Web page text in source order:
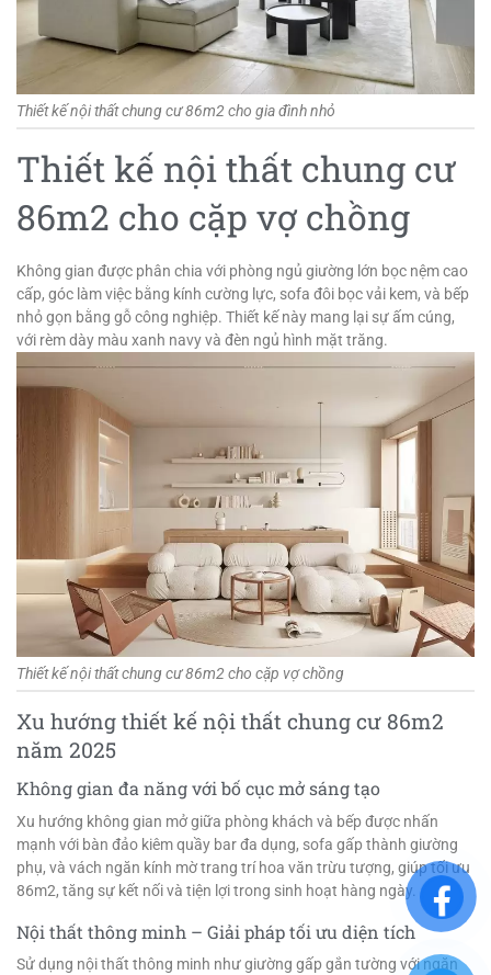
Thiết kế nội thất chung cư 86m2 cho gia đình nhỏ
Thiết kế nội thất chung cư
86m2 cho cặp vợ chồng
Không gian được phân chia với phòng ngủ giường lớn bọc nệm cao
cấp, góc làm việc bằng kính cường lực, sofa đôi bọc vải kem, và bếp
nhỏ gọn bằng gỗ công nghiệp. Thiết kế này mang lại sự ấm cúng,
với rèm dày màu xanh navy và đèn ngủ hình mặt trăng.
Thiết kế nội thất chung cư 86m2 cho cặp vợ chồng
Xu hướng thiết kế nội thất chung cư 86m2
năm 2025
Không gian đa năng với bố cục mở sáng tạo
Xu hướng không gian mở giữa phòng khách và bếp được nhấn
mạnh với bàn đảo kiêm quầy bar đa dụng, sofa gấp thành giường
phụ, và vách ngăn kính mờ trang trí hoa văn trừu tượng, giúp tối ưu
86m2, tăng sự kết nối và tiện lợi trong sinh hoạt hàng ngày.
Nội thất thông minh – Giải pháp tối ưu diện tích
Sử dụng nội thất thông minh như giường gấp gắn tường với ngăn